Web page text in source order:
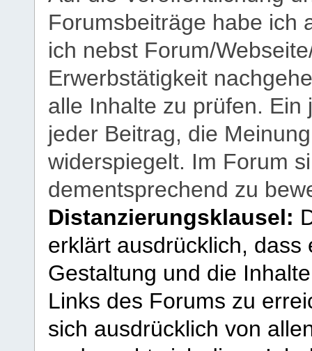
Forumsbeiträge habe ich
ich nebst Forum/
Erwerbstätigkeit
alle Inhalte zu prüfen.
jeder Beitrag, die
widerspiegelt. Im Forum
dementsprechend zu
Distanzierungsklausel:
erklärt ausdrücklich,
Gestaltung und die
Links des Forums zu
sich ausdrücklich von